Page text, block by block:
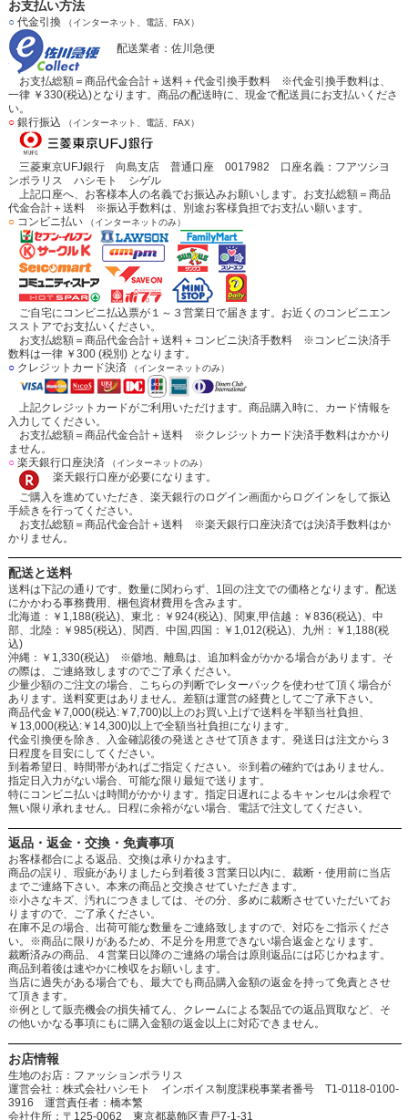
お支払い方法
○代金引換 （インターネット、電話、FAX）
配送業者：佐川急便
お支払総額＝商品代金合計＋送料＋代金引換手数料 ※代金引換手数料は、
一律 ￥330(税込)となります。商品の配送時に、現金で配送員にお支払いくださ
い。
○銀行振込 （インターネット、電話、FAX）
三菱東京UFJ銀行 向島支店 普通口座 0017982 口座名義：フアツシヨ
ンポラリス ハシモト シゲル
上記口座へ、お客様本人の名義でお振込みお願いします。お支払総額＝商品
代金合計＋送料 ※振込手数料は、別途お客様負担でお支払い願います。
○コンビニ払い （インターネットのみ）
ご自宅にコンビニ払込票が１～３営業日で届きます。お近くのコンビニエン
スストアでお支払いください。
お支払総額＝商品代金合計＋送料＋コンビニ決済手数料 ※コンビニ決済手
数料は一律 ￥300 (税別) となります。
○クレジットカード決済 （インターネットのみ）
上記クレジットカードがご利用いただけます。商品購入時に、カード情報を
入力してください。
お支払総額＝商品代金合計＋送料 ※クレジットカード決済手数料はかかり
ません。
○楽天銀行口座決済 （インターネットのみ）
楽天銀行口座が必要になります。
ご購入を進めていただき、楽天銀行のログイン画面からログインをして振込
手続きを行ってください。
お支払総額＝商品代金合計＋送料 ※楽天銀行口座決済では決済手数料はか
かりません。
配送と送料
送料は下記の通りです。数量に関わらず、1回の注文での価格となります。配送
にかかわる事務費用、梱包資材費用を含みます。
北海道：￥1,188(税込)、東北：￥924(税込)、関東,甲信越：￥836(税込)、中
部、北陸：￥985(税込)、関西、中国,四国：￥1,012(税込)、九州：￥1,188(税
込)
沖縄：￥1,330(税込) ※僻地、離島は、追加料金がかかる場合があります。そ
の際は、ご連絡致しますのでご了承ください。
少量少額のご注文の場合、こちらの判断でレターパックを使わせて頂く場合が
あります。送料変更はありません。差額は運営の経費としてご了承下さい。
商品代金￥7,000(税込:￥7,700)以上のお買い上げで送料を半額当社負担、
￥13,000(税込:￥14,300)以上で全額当社負担になります。
代金引換便を除き、入金確認後の発送とさせて頂きます。発送日は注文から３
日程度を目安にしてください。
到着希望日、時間帯があればご指定ください。※到着の確約ではありません。
指定日入力がない場合、可能な限り最短で送ります。
特にコンビニ払いは時間がかかります。指定日遅れによるキャンセルは余程で
無い限り承れません。日程に余裕がない場合、電話で注文してください。
返品・返金・交換・免責事項
お客様都合による返品、交換は承りかねます。
商品の誤り、瑕疵がありましたら到着後３営業日以内に、裁断・使用前に当店
までご連絡下さい。本来の商品と交換させていただきます。
※小さなキズ、汚れにつきましては、その分、多めに裁断させていただいてお
りますので、ご了承ください。
在庫不足の場合、出荷可能な数量をご連絡致しますので、対応をご指示くださ
い。※商品に限りがあるため、不足分を用意できない場合返金となります。
裁断済みの商品、４営業日以降のご連絡の場合は原則返品には応じかねます。
商品到着後は速やかに検収をお願いします。
当店に過失がある場合でも、最大でも商品購入金額の返金を持って免責とさせ
て頂きます。
※例として販売機会の損失補てん、クレームによる製品での返品買取など、そ
の他いかなる事項にもに購入金額の返金以上に対応できません。
お店情報
生地のお店：ファッションポラリス
運営会社：株式会社ハシモト インボイス制度課税事業者番号 T1-0118-0100-
3916 運営責任者：橋本繁
会社住所：〒125-0062 東京都葛飾区青戸7-1-31